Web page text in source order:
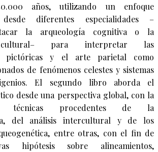
años, utilizando un enfoque
diferentes especialidades –
la arqueología cognitiva o la
cultural– para interpretar las
pictóricas y el arte parietal como
de fenómenos celestes y sistemas
El segundo libro aborda el
desde una perspectiva global, con la
técnicas procedentes de la
del análisis intercultural y de los
entre otras, con el fin de
hipótesis sobre alineamientos,